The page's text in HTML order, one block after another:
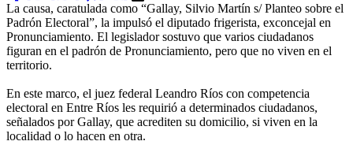
La causa, caratulada como “Gallay, Silvio Martín s/ Planteo sobre el
Padrón Electoral”, la impulsó el diputado frigerista, exconcejal en
Pronunciamiento. El legislador sostuvo que varios ciudadanos
figuran en el padrón de Pronunciamiento, pero que no viven en el
territorio.
En este marco, el juez federal Leandro Ríos con competencia
electoral en Entre Ríos les requirió a determinados ciudadanos,
señalados por Gallay, que acrediten su domicilio, si viven en la
localidad o lo hacen en otra.